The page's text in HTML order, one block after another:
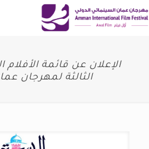
الإعلان عن قائمة الأفلام
الثالثة لمهرجان